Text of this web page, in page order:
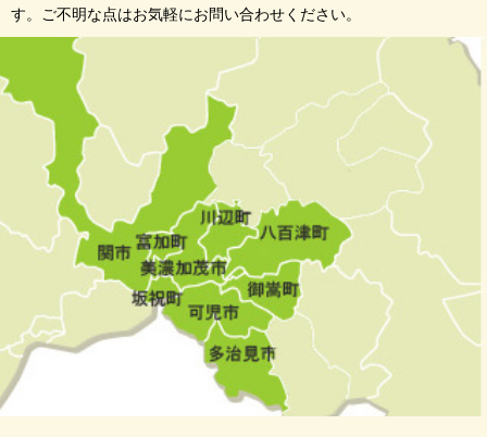
す。ご不明な点はお気軽にお問い合わせください。